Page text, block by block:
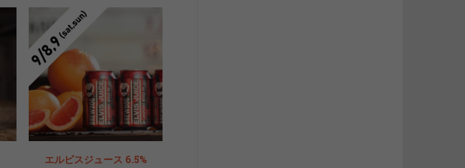
エルビスジュース 6.5%